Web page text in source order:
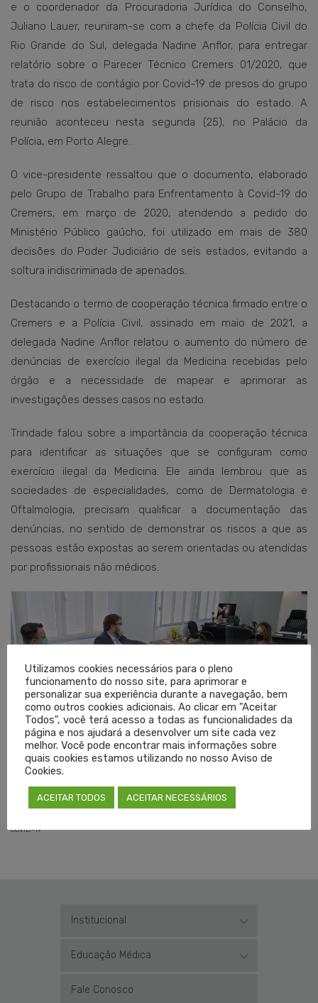
e o coordenador da Procuradoria Jurídica do Conselho,
Juliano Lauer, reuniram-se com a chefe da Polícia Civil do
Rio Grande do Sul, delegada Nadine Anflor, para entregar
relatório sobre o Parecer Técnico Cremers 01/2020, que
trata do risco de contágio por Covid-19 de presos do grupo
de risco nos estabelecimentos prisionais do estado. A
reunião aconteceu nesta segunda (25), no Palácio da
Polícia, em Porto Alegre.
O vice-presidente ressaltou que o documento, elaborado
pelo Grupo de Trabalho para Enfrentamento à Covid-19 do
Cremers, em março de 2020, atendendo a pedido do
Ministério Público gaúcho, foi utilizado em mais de 380
decisões do Poder Judiciário de seis estados, evitando a
soltura indiscriminada de apenados.
Destacando o termo de cooperação técnica firmado entre o
Cremers e a Polícia Civil, assinado em maio de 2021, a
delegada Nadine Anflor relatou o aumento do número de
denúncias de exercício ilegal da Medicina recebidas pelo
órgão e a necessidade de mapear e aprimorar as
investigações desses casos no estado.
Trindade falou sobre a importância da cooperação técnica
para identificar as situações que se configuram como
exercício ilegal da Medicina. Ele ainda lembrou que as
sociedades de especialidades, como de Dermatologia e
Oftalmologia, precisam qualificar a documentação das
denúncias, no sentido de demonstrar os riscos a que as
pessoas estão expostas ao serem orientadas ou atendidas
por profissionais não médicos.
TAGGED EM: COVID-19,LIBERAÇÃO DE PRESOS,PARECER TECNICO,PRESOS
COVID-19
Institucional
Educação Médica
Fale Conosco
Utilizamos cookies necessários para o pleno
funcionamento do nosso site, para aprimorar e
personalizar sua experiência durante a navegação, bem
como outros cookies adicionais. Ao clicar em "Aceitar
Todos", você terá acesso a todas as funcionalidades da
página e nos ajudará a desenvolver um site cada vez
melhor. Você pode encontrar mais informações sobre
quais cookies estamos utilizando no nosso Aviso de
Cookies.
ACEITAR TODOS ACEITAR NECESSÁRIOS